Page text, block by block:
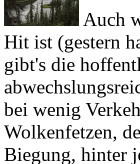
Hit ist (gestern
gibt's die
bei wenig
Wolkenfetzen,
Biegung, hinter
auf. Der